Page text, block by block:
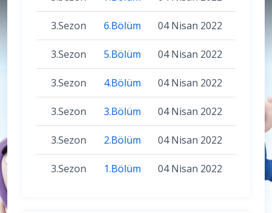
3.Sezon 6.Bölüm 04 Nisan 2022
3.Sezon 5.Bölüm 04 Nisan 2022
3.Sezon 4.Bölüm 04 Nisan 2022
3.Sezon 3.Bölüm 04 Nisan 2022
3.Sezon 2.Bölüm 04 Nisan 2022
3.Sezon 1.Bölüm 04 Nisan 2022